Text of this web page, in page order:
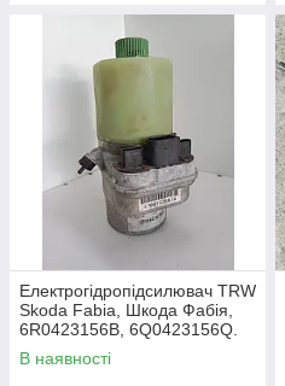
Електрогідропідсилювач TRW
Skoda Fabia, Шкода Фабія,
6R0423156B, 6Q0423156Q.
В наявності